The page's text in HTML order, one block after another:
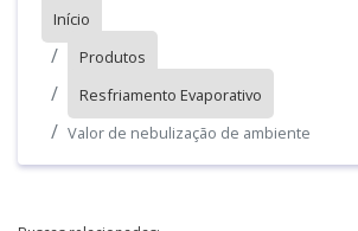
Início
Produtos
Resfriamento Evaporativo
Valor de nebulização de ambiente